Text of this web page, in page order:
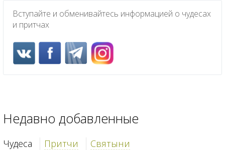
Вступайте и обменивайтесь информацией о чудесах
и притчах
Недавно добавленные
Чудеса Притчи Святыни